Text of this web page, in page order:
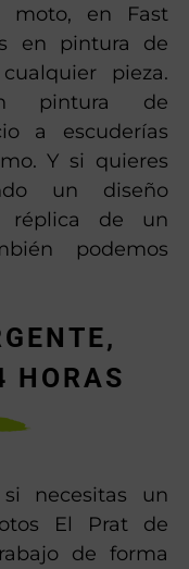
moto, en Fast
en pintura de
pieza.
pintura de
a escuderías
Y si quieres
un diseño
réplica de un
podemos
HORAS
necesitas un
El Prat de
de forma